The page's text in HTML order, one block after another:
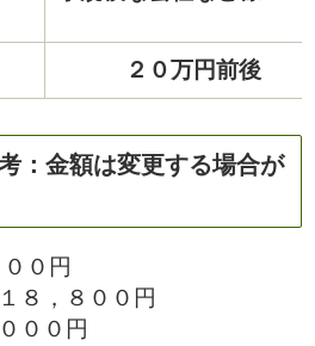
２０万円前後
：金額は変更する場合が
０円
８，８００円
００円